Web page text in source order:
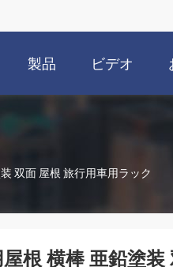
製品 ビデオ
双面 屋根 旅行用車用ラック
根 横棒 亜鉛塗装